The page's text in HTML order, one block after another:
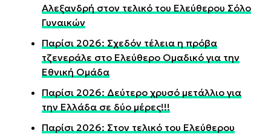
Αλεξανδρή στον τελικό του Ελεύθερου Σόλο
Γυναικών
Παρίσι 2026: Σχεδόν τέλεια η πρόβα
τζενεράλε στο Ελεύθερο Ομαδικό για την
Εθνική Ομάδα
Παρίσι 2026: Δεύτερο χρυσό μετάλλιο για
την Ελλάδα σε δύο μέρες!!!
Παρίσι 2026: Στον τελικό του Ελεύθερου